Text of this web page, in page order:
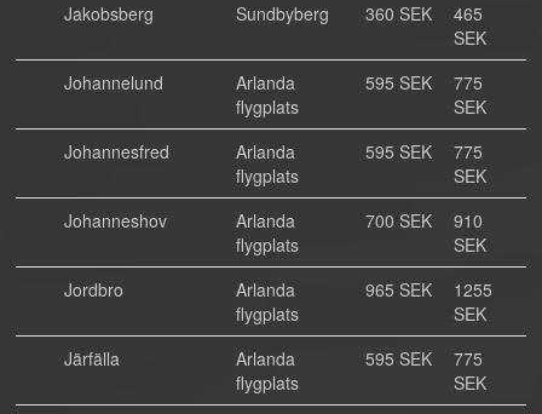
Jakobsberg
Sundbyberg 360 SEK
465
SEK
Johannelund
Arlanda
flygplats
595 SEK
775
SEK
Johannesfred
Arlanda
flygplats
595 SEK
775
SEK
Johanneshov
Arlanda
flygplats
700 SEK
910
SEK
Jordbro
Arlanda
flygplats
965 SEK
1255
SEK
Järfälla
Arlanda
flygplats
595 SEK
775
SEK